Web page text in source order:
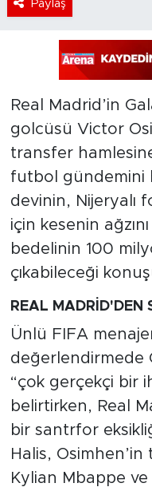
Paylaş
Real Madrid’in
golcüsü Victor
transfer hamlesine
futbol gündemini
devinin, Nijeryalı
için kesenin
bedelinin 100
çıkabileceği
REAL MADRİD'DEN
Ünlü FIFA
değerlendirmede
“çok gerçekçi bir
belirtirken, Real
bir santrfor
Halis, Osimhen’in
Kylian Mbappe